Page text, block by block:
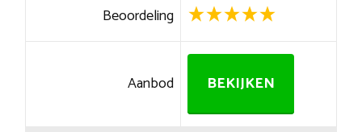
Beoordeling
Aanbod BEKIJKEN